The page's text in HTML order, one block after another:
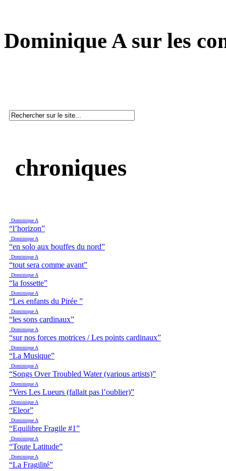
Dominique A sur les
chroniques
Dominique A
“l’horizon”
Dominique A
“en solo aux bouffes du nord”
Dominique A
“tout sera comme avant”
Dominique A
“la fossette”
Dominique A
“Les enfants du Pirée ”
Dominique A
“les sons cardinaux”
Dominique A
“sur nos forces motrices / Les points cardinaux”
Dominique A
“La Musique”
Dominique A
“Songs Over Troubled Water (various artists)”
Dominique A
“Vers Les Lueurs (fallait pas l’oublier)”
Dominique A
“Eleor”
Dominique A
“Equilibre Fragile #1”
Dominique A
“Toute Latitude”
Dominique A
“La Fragilité”